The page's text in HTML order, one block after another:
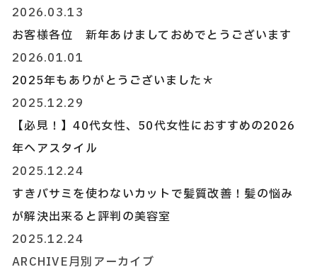
2026.03.13
お客様各位 新年あけましておめでとうございます
2026.01.01
2025年もありがとうございました＊
2025.12.29
【必見！】40代女性、50代女性におすすめの2026
年ヘアスタイル
2025.12.24
すきバサミを使わないカットで髪質改善！髪の悩み
が解決出来ると評判の美容室
2025.12.24
ARCHIVE月別アーカイブ